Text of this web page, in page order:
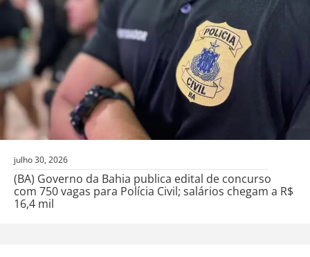
julho 30, 2026
(BA) Governo da Bahia publica edital de concurso
com 750 vagas para Polícia Civil; salários chegam a R$
16,4 mil